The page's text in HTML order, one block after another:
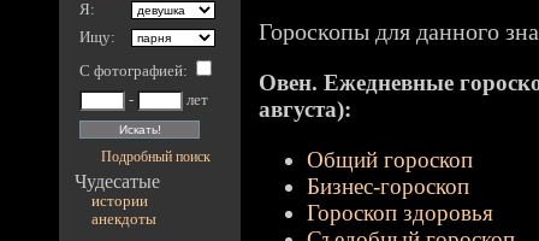
Я:
Ищу:
С фотографией:
-
лет
Подробный поиск
Чудесатые
истории
анекдоты
Гороскопы для данного
Овен. Ежедневные
августа):
Общий гороскоп
Бизнес-гороскоп
Гороскоп здоровья